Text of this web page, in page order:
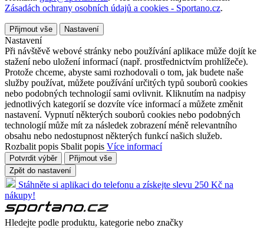
Zásadách ochrany osobních údajů a cookies - Sportano.cz.
Přijmout vše Nastavení
Nastavení
Při návštěvě webové stránky nebo používání aplikace může dojít ke
stažení nebo uložení informací (např. prostřednictvím prohlížeče).
Protože chceme, abyste sami rozhodovali o tom, jak budete naše
služby používat, můžete používání určitých typů souborů cookies
nebo podobných technologií sami ovlivnit. Kliknutím na nadpisy
jednotlivých kategorií se dozvíte více informací a můžete změnit
nastavení. Vypnutí některých souborů cookies nebo podobných
technologií může mít za následek zobrazení méně relevantního
obsahu nebo nedostupnost některých funkcí našich služeb.
Rozbalit popis Sbalit popis Více informací
Potvrdit výběr
Přijmout vše
Zpět do nastavení
Stáhněte si aplikaci do telefonu a získejte slevu 250 Kč na
nákupy!
Hledejte podle produktu, kategorie nebo značky